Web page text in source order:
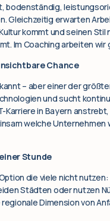
bodenständig,
Gleichzeitig erwarten
kommt und seinen
Im Coaching arbeiten wir
Chance
– aber einer der
und sucht
in Bayern
welche Unternehmen
Stunde
die viele nicht
Städten oder nutzen
Dimension von